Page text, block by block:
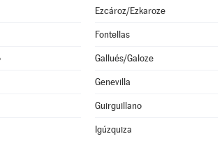
Ezcároz/Ezkaroze
Fontellas
Gallués/Galoze
Genevilla
Guirguillano
Igúzquiza